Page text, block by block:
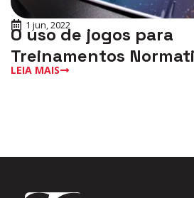
1 jun, 2022
O uso de jogos para
Treinamentos
LEIA MAIS